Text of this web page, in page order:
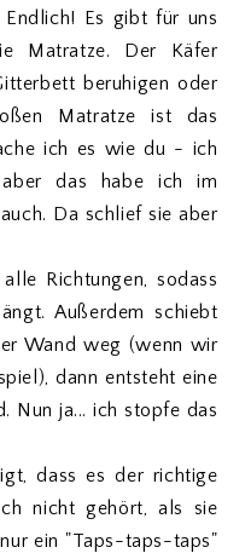
Es gibt für uns
Matratze. Der Käfer
beruhigen oder
Matratze ist das
ich es wie du - ich
das habe ich im
Da schlief sie aber
Richtungen, sodass
Außerdem schiebt
Wand weg (wenn wir
dann entsteht eine
Nun ja... ich stopfe das
dass es der richtige
nicht gehört, als sie
ein "Taps-taps-taps"